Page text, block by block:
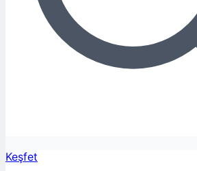
Keşfet